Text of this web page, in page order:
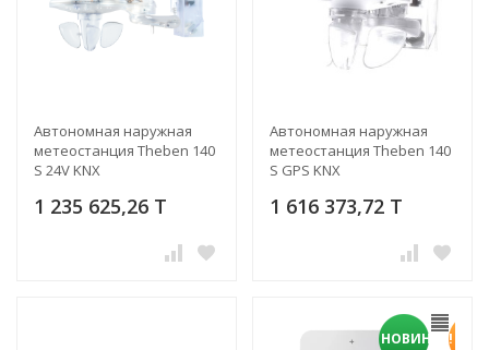
Автономная наружная
метеостанция Theben 140
S 24V KNX
1 235 625,26 T
Автономная наружная
метеостанция Theben 140
S GPS KNX
1 616 373,72 T
НОВИНКА!